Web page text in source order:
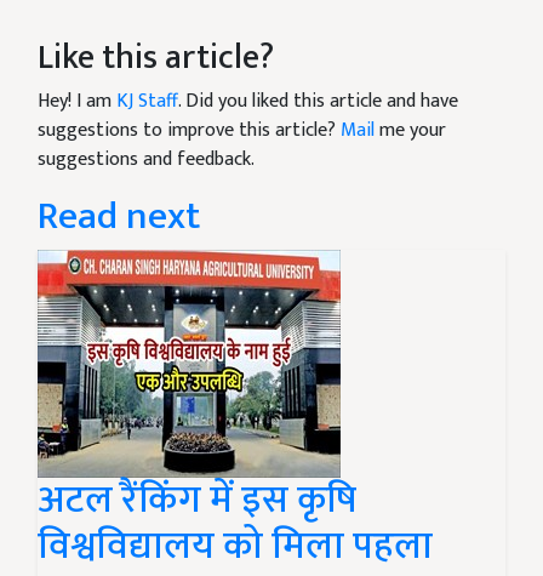
Like this article?
Hey! I amKJ Staff. Did you liked this article and have
suggestions to improve this article? Mailme your
suggestions and feedback.
Read next
अटल रैंकिंग में इस कृषि
विश्वविद्यालय को मिला पहला